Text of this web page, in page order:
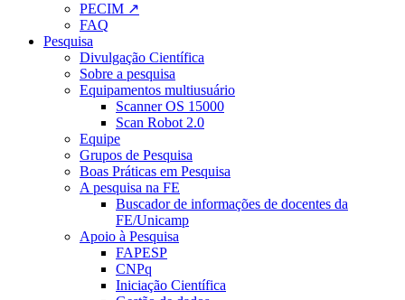
PECIM ↗
FAQ
Pesquisa
Divulgação Científica
Sobre a pesquisa
Equipamentos multiusuário
Scanner OS 15000
Scan Robot 2.0
Equipe
Grupos de Pesquisa
Boas Práticas em Pesquisa
A pesquisa na FE
Buscador de informações de docentes da
FE/Unicamp
Apoio à Pesquisa
FAPESP
CNPq
Iniciação Científica